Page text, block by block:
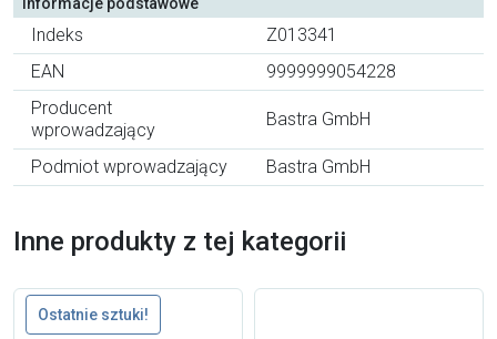
Indeks
Z013341
EAN
9999999054228
Producent
wprowadzający
Bastra GmbH
Podmiot wprowadzający Bastra GmbH
Inne produkty z tej kategorii
Ostatnie sztuki!